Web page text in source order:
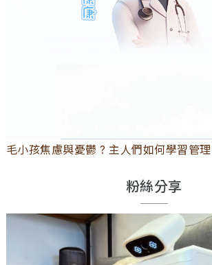
毛小孩焦慮與憂鬱 ? 主人們如何學習管理
粉絲分享